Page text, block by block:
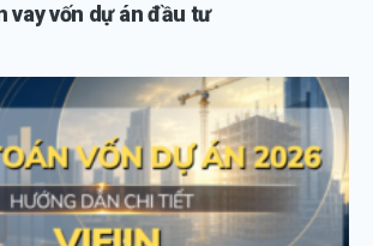
vay vốn dự án đầu tư